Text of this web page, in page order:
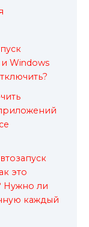
Windows
это
Нужно ли
каждый